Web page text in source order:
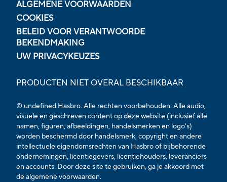
ALGEMENE VOORWAARDEN
COOKIES
BELEID VOOR VERANTWOORDE
BEKENDMAKING
UW PRIVACYKEUZES
PRODUCTEN NIET OVERAL BESCHIKBAAR
© undefined Hasbro. Alle rechten voorbehouden. Alle audio,
visuele en geschreven content op deze website (inclusief alle
namen, figuren, afbeeldingen, handelsmerken en logo's)
worden beschermd door handelsmerk, copyright en andere
intellectuele eigendomsrechten van Hasbro of bijbehorende
ondernemingen, licentiegevers, licentiehouders, leveranciers
en accounts. Door deze site te gebruiken, ga je akkoord met
de algemene voorwaarden.